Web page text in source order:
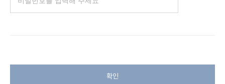
확인